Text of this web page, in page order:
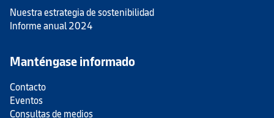
Nuestra estrategia de sostenibilidad
Informe anual 2024
Manténgase informado
Contacto
Eventos
Consultas de medios